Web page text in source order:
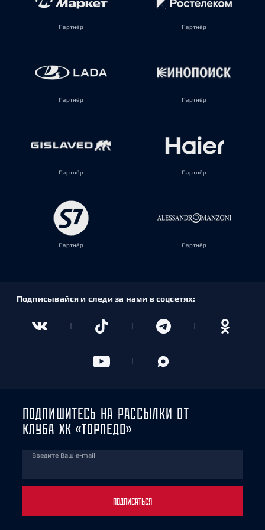
Партнёр Партнёр
Партнёр Партнёр
Партнёр Партнёр
Партнёр Партнёр
Подписывайся и следи за нами в соцсетях:
ПОДПИШИТЕСЬ НА РАССЫЛКИ ОТ
КЛУБА ХК «ТОРПЕДО»
Введите Ваш e-mail
ПОДПИСАТЬСЯ